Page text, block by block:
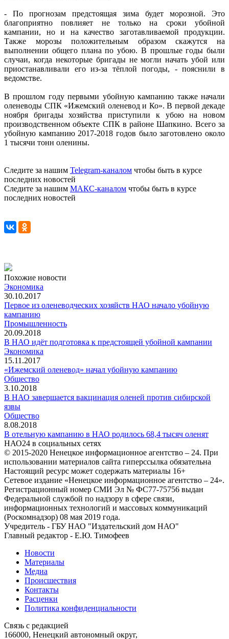
- По прогнозам предстоящая зима будет морозной. Это
благоприятно повлияет не только на сроки убойной
кампании, но и на качество заготавливаемой продукции.
Также морозы положительным образом скажутся на
выполнении общего плана по убою. В прошлые годы были
случаи, когда некоторые бригады не могли начать убой или
приостанавливали его из-за тёплой погоды, - пояснили в
ведомстве.
В прошлом году первыми убойную кампанию также начали
оленеводы СПК «Ижемский оленевод и Ко». В первой декаде
ноября бригады хозяйства приступили к убою на новом
производственном объекте СПК в районе Шапкино. Всего за
убойную кампанию 2017-2018 годов было заготовлено около
1 тысячи тонн оленины.
Следите за нашим Telegram-каналом чтобы быть в курсе
последних новостей
Следите за нашим МАКС-каналом чтобы быть в курсе
последних новостей
Похожие новости
Экономика
30.10.2017
Первое из оленеводческих хозяйств НАО начало убойную
кампанию
Промышленность
20.09.2018
В НАО идёт подготовка к предстоящей убойной кампании
Экономика
15.11.2017
«Ижемский оленевод» начал убойную кампанию
Общество
3.10.2018
В НАО завершается вакцинация оленей против сибирской
язвы
Общество
8.08.2018
В отельную кампанию в НАО родилось 68,4 тысяч оленят
НАО24 в социальных сетях
© 2015-2020 Ненецкое информационное агентство – 24. При
использовании материалов сайта гиперссылка обязательна
Настоящий ресурс может содержать материалы 16+
Сетевое издание «Ненецкое информационное агентство – 24».
Регистрационный номер СМИ Эл № ФС77-75756 выдан
Федеральной службой по надзору в сфере связи,
информационных технологий и массовых коммуникаций
(Роскомнадзор) 08 мая 2019 года.
Учредитель - ГБУ НАО "Издательский дом НАО"
Главный редактор - Е.Ю. Тимофеев
Новости
Материалы
Медиа
Происшествия
Контакты
Расценки
Политика конфиденциальности
Связь с редакцией
166000, Ненецкий автономный округ,